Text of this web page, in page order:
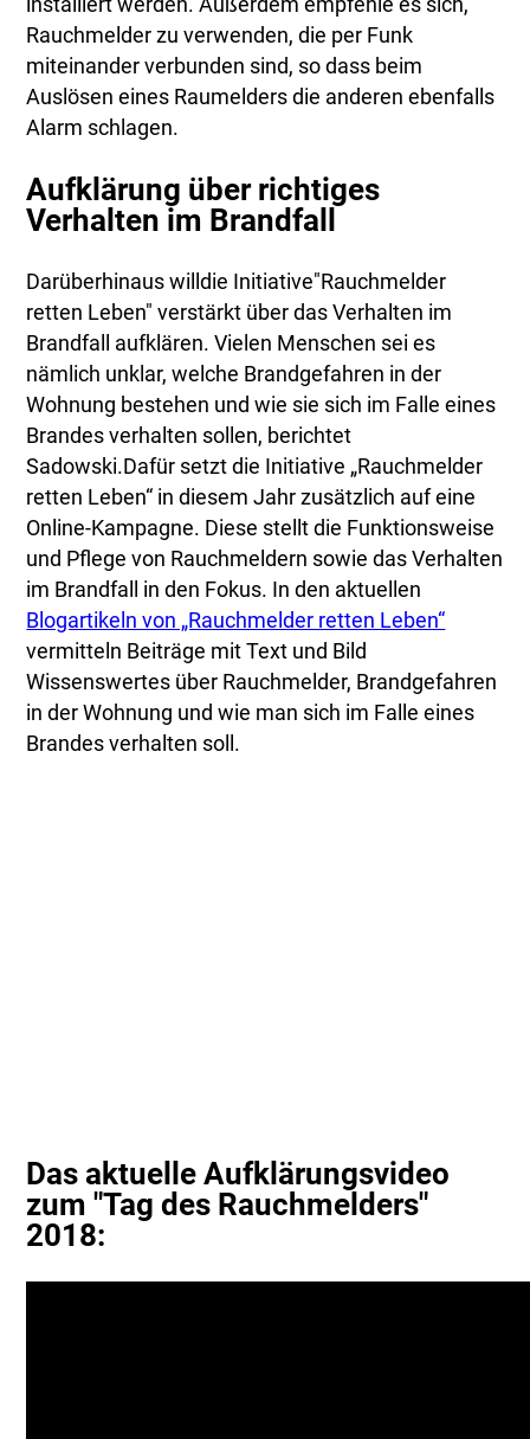
Rauchmelder zu verwenden, die per Funk
miteinander verbunden sind, so dass beim
Auslösen eines Raumelders die anderen ebenfalls
Alarm schlagen.
Aufklärung über richtiges
Verhalten im Brandfall
Darüberhinaus willdie Initiative"Rauchmelder
retten Leben" verstärkt über das Verhalten im
Brandfall aufklären. Vielen Menschen sei es
nämlich unklar, welche Brandgefahren in der
Wohnung bestehen und wie sie sich im Falle eines
Brandes verhalten sollen, berichtet
Sadowski.Dafür setzt die Initiative „Rauchmelder
retten Leben“ in diesem Jahr zusätzlich auf eine
Online-Kampagne. Diese stellt die Funktionsweise
und Pflege von Rauchmeldern sowie das Verhalten
im Brandfall in den Fokus. In den aktuellen
Blogartikeln von „Rauchmelder retten Leben“
vermitteln Beiträge mit Text und Bild
Wissenswertes über Rauchmelder, Brandgefahren
in der Wohnung und wie man sich im Falle eines
Brandes verhalten soll.
Das aktuelle Aufklärungsvideo
zum "Tag des Rauchmelders"
2018: